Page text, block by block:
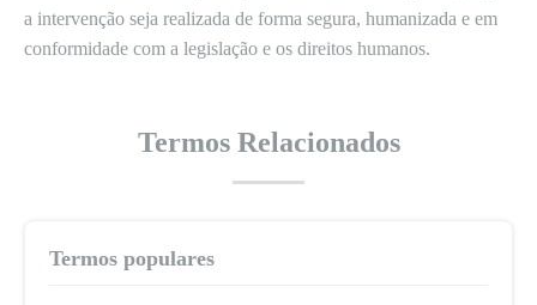
a intervenção seja realizada de forma segura, humanizada e em
conformidade com a legislação e os direitos humanos.
Termos Relacionados
Termos populares